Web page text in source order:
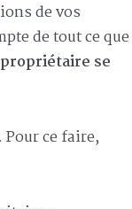
de vos
de tout ce que
se
. Pour ce faire,